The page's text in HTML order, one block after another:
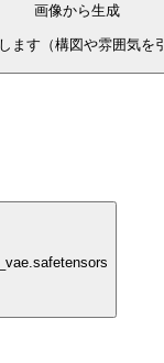
画像から生成
ます（構図や雰囲気を